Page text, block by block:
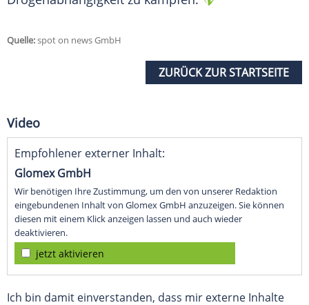
Quelle:spot on news GmbH
ZURÜCK ZUR STARTSEITE
Video
Empfohlener externer Inhalt:
Glomex GmbH
Wir benötigen Ihre Zustimmung, um den von unserer Redaktion
eingebundenen Inhalt von Glomex GmbH anzuzeigen. Sie können
diesen mit einem Klick anzeigen lassen und auch wieder
deaktivieren.
jetzt aktivieren
Ich bin damit einverstanden, dass mir externe Inhalte